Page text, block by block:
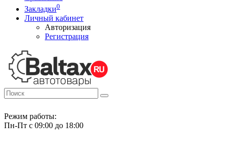
Закладки0
Личный кабинет
Авторизация
Регистрация
Режим работы:
Пн-Пт с 09:00 до 18:00